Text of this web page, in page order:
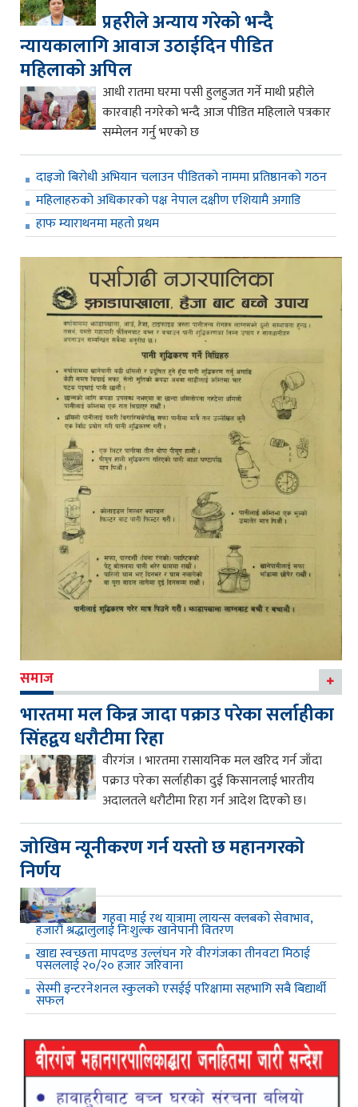
प्रहरीले अन्याय गरेको भन्दै
न्यायकालागि आवाज उठाईदिन पीडित
महिलाको अपिल
आधी रातमा घरमा पसी हुलहुजत गर्ने माथी प्रहीले
कारवाही नगरेको भन्दै आज पीडित महिलाले पत्रकार
सम्मेलन गर्नु भएको छ
दाइजो बिरोधी अभियान चलाउन पीडितको नाममा प्रतिष्ठानको गठन
महिलाहरुको अधिकारको पक्ष नेपाल दक्षीण एशियामै अगाडि
हाफ म्याराथनमा महतो प्रथम
समाज
भारतमा मल किन्न जादा पक्राउ परेका सर्लाहीका
सिंहद्वय धरौटीमा रिहा
वीरगंज । भारतमा रासायनिक मल खरिद गर्न जाँदा
पक्राउ परेका सर्लाहीका दुई किसानलाई भारतीय
अदालतले धरौटीमा रिहा गर्न आदेश दिएको छ।
जाेखिम न्यूनीकरण गर्न यस्ताे छ महानगरकाे
निर्णय
गहवा माई रथ यात्रामा लायन्स क्लबको सेवाभाव,
हजारौं श्रद्धालुलाई निःशुल्क खानेपानी वितरण
खाद्य स्वच्छता मापदण्ड उल्लंघन गरे वीरगंजका तीनवटा मिठाई
पसललाई २०/२० हजार जरिवाना
सेस्मी इन्टरनेशनल स्कुलको एसईई परिक्षामा सहभागि सबै बिद्यार्थी
सफल